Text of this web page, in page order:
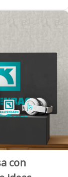
con